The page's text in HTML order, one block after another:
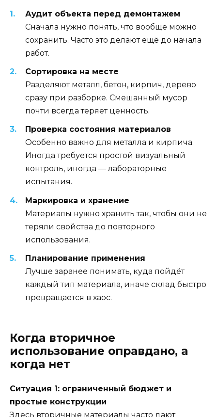
Аудит объекта перед демонтажем
Сначала нужно понять, что вообще можно
сохранить. Часто это делают ещё до начала
работ.
Сортировка на месте
Разделяют металл, бетон, кирпич, дерево
сразу при разборке. Смешанный мусор
почти всегда теряет ценность.
Проверка состояния материалов
Особенно важно для металла и кирпича.
Иногда требуется простой визуальный
контроль, иногда — лабораторные
испытания.
Маркировка и хранение
Материалы нужно хранить так, чтобы они не
теряли свойства до повторного
использования.
Планирование применения
Лучше заранее понимать, куда пойдёт
каждый тип материала, иначе склад быстро
превращается в хаос.
Когда вторичное
использование оправдано, а
когда нет
Ситуация 1: ограниченный бюджет и
простые конструкции
Здесь вторичные материалы часто дают